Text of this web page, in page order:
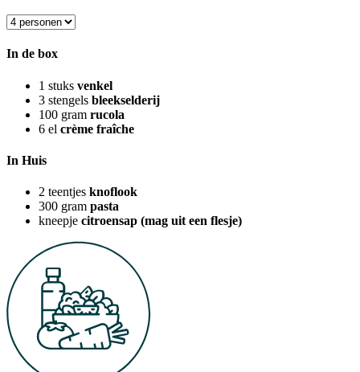
In de box
1 stuks venkel
3 stengels bleekselderij
100 gram rucola
6 el crème fraîche
In Huis
2 teentjes knoflook
300 gram pasta
kneepje citroensap (mag uit een flesje)